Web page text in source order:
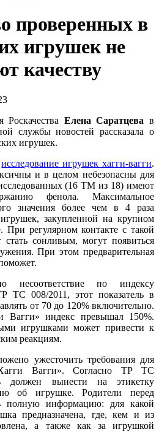
проверенных в
игрушек не
качеству
Роскачества Елена Саратцева в
службы новостей рассказала о
игрушек.
исследование игрушек хагги-вагги.
и в целом небезопасны для
(16 ТМ из 18) имеют
фенола. Максимальное
значения более чем в 4 раза
закупленной на крупном
При регулярном контакте с такой
сонливым, могут появиться
При этом предварительная
несоответствие по индексу
ТС 008/2011, этот показатель в
от 70 до 120% включительно.
Вагги» индекс превышал 150%.
игрушками может привести к
реакциям.
ужесточить требования для
Вагги». Согласно ТР ТС
должен вынести на этикетку
об игрушке. Родители перед
полную информацию: для какой
предназначена, где, кем и из
а также как за игрушкой